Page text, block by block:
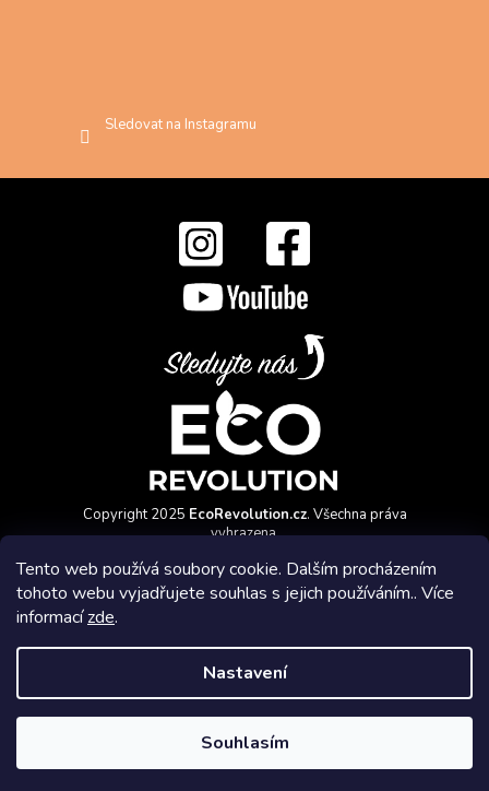
Tento web používá soubory cookie. Dalším procházením
tohoto webu vyjadřujete souhlas s jejich používáním.. Více
informacízde.
Nastavení
Souhlasím
Sledovat na Instagramu
Copyright 2025 EcoRevolution.cz. Všechna práva
vyhrazena.
Affiliate program